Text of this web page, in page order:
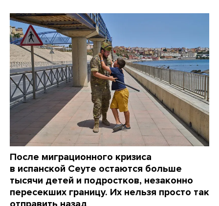
После миграционного кризиса
в испанской Сеуте остаются больше
тысячи детей и подростков, незаконно
пересекших границу. Их нельзя просто так